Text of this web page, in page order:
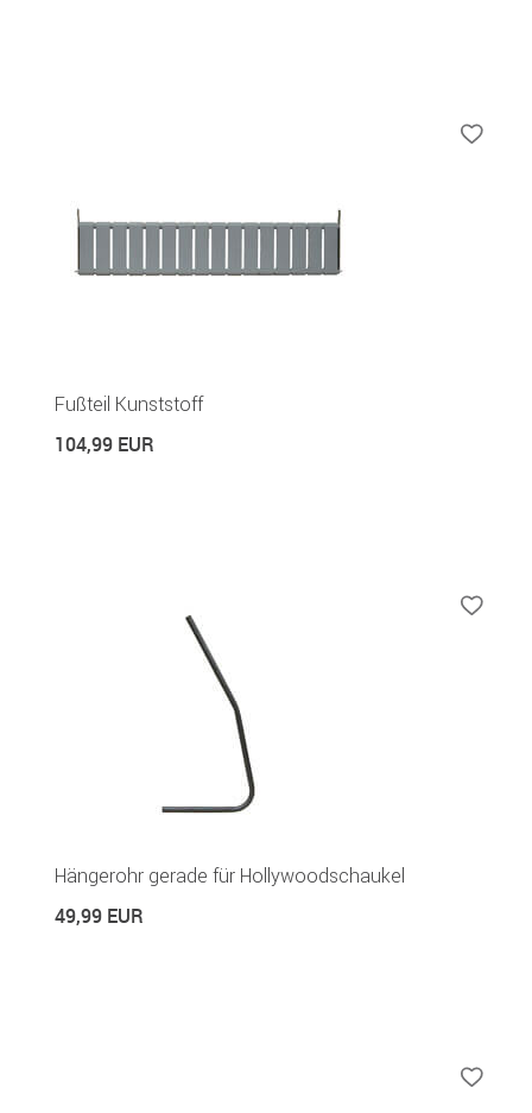
Fußteil Kunststoff
104,99 EUR
Hängerohr gerade für Hollywoodschaukel
49,99 EUR